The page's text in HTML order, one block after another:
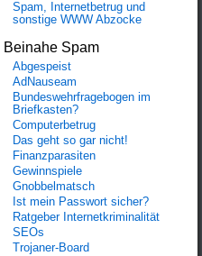
Spam, Internetbetrug und
sonstige WWW Abzocke
Beinahe Spam
Abgespeist
AdNauseam
Bundeswehrfragebogen im
Briefkasten?
Computerbetrug
Das geht so gar nicht!
Finanzparasiten
Gewinnspiele
Gnobbelmatsch
Ist mein Passwort sicher?
Ratgeber Internetkriminalität
SEOs
Trojaner-Board